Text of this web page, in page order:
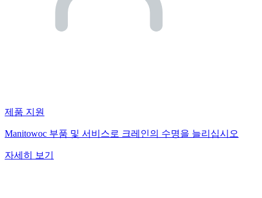
제품 지원
Manitowoc 부품 및 서비스로 크레인의 수명을 늘리십시오
자세히 보기